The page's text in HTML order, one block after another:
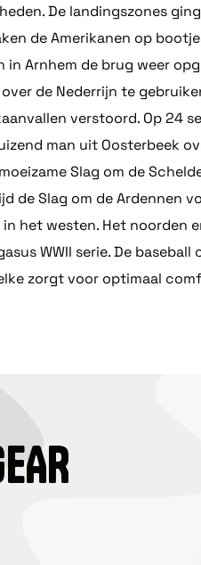
De landingszones
de Amerikanen op
Arnhem de brug weer
de Nederrijn te
verstoord. Op 24
man uit Oosterbeek
Slag om de
de Slag om de Ardennen
het westen. Het noorden
WWII serie. De
zorgt voor optimaal